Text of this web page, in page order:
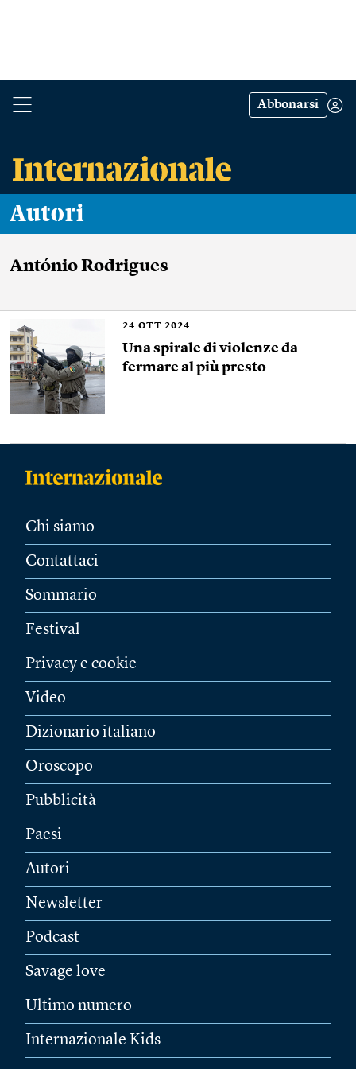
Abbonarsi
Autori
António Rodrigues
24 OTT 2024
Una spirale di violenze da
fermare al più presto
Chi siamo
Contattaci
Sommario
Festival
Privacy e cookie
Video
Dizionario italiano
Oroscopo
Pubblicità
Paesi
Autori
Newsletter
Podcast
Savage love
Ultimo numero
Internazionale Kids